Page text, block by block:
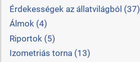
Érdekességek az állatvilágból (37)
Álmok (4)
Riportok (5)
Izometriás torna (13)